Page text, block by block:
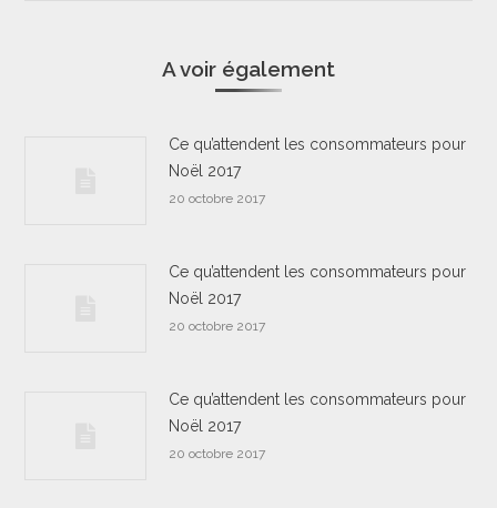
A voir également
Ce qu’attendent les consommateurs pour
Noël 2017
20 octobre 2017
Ce qu’attendent les consommateurs pour
Noël 2017
20 octobre 2017
Ce qu’attendent les consommateurs pour
Noël 2017
20 octobre 2017